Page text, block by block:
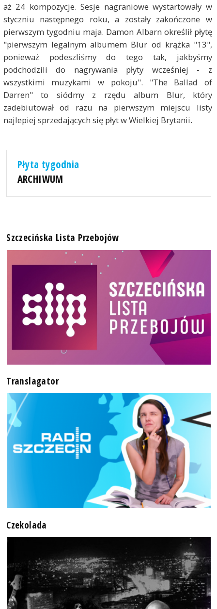
aż 24 kompozycje. Sesje nagraniowe wystartowały w
styczniu następnego roku, a zostały zakończone w
pierwszym tygodniu maja. Damon Albarn określił płytę
"pierwszym legalnym albumem Blur od krążka "13",
ponieważ podeszliśmy do tego tak, jakbyśmy
podchodzili do nagrywania płyty wcześniej - z
wszystkimi muzykami w pokoju". "The Ballad of
Darren" to siódmy z rzędu album Blur, który
zadebiutował od razu na pierwszym miejscu listy
najlepiej sprzedających się płyt w Wielkiej Brytanii.
Płyta tygodnia
ARCHIWUM
Szczecińska Lista Przebojów
Translagator
Czekolada